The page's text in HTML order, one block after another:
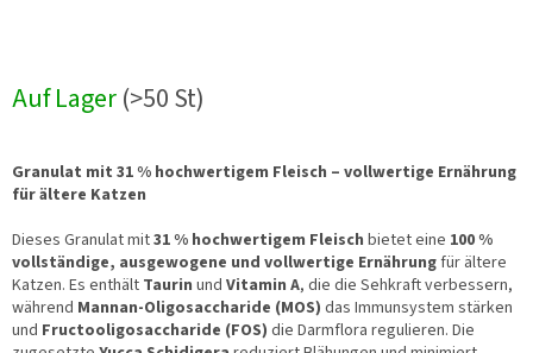
Auf Lager(>50 St)
Granulat mit 31 % hochwertigem Fleisch – vollwertige Ernährung
für ältere Katzen
Dieses Granulat mit31 % hochwertigem Fleisch bietet eine 100 %
vollständige, ausgewogene und vollwertige Ernährungfür ältere
Katzen. Es enthält Taurin und Vitamin A, die die Sehkraft verbessern,
während Mannan-Oligosaccharide (MOS) das Immunsystem stärken
und Fructooligosaccharide (FOS) die Darmflora regulieren. Die